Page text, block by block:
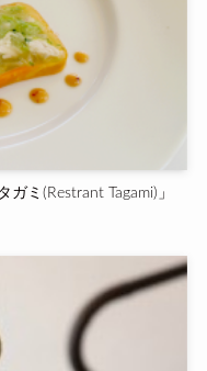
ミ(Restrant Tagami)」